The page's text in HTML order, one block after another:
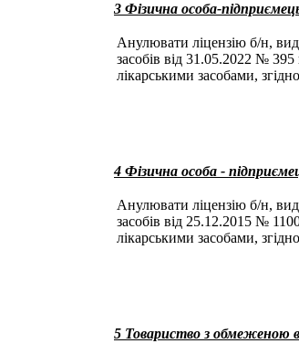
3 Фізична особа-
Анулювати ліцензію б/н,
засобів від 31.05.2022 № 395
лікарськими засобами,
4 Фізична особа -
Анулювати ліцензію б/н,
засобів від 25.12.2015 №
лікарськими засобами,
5 Товариство з